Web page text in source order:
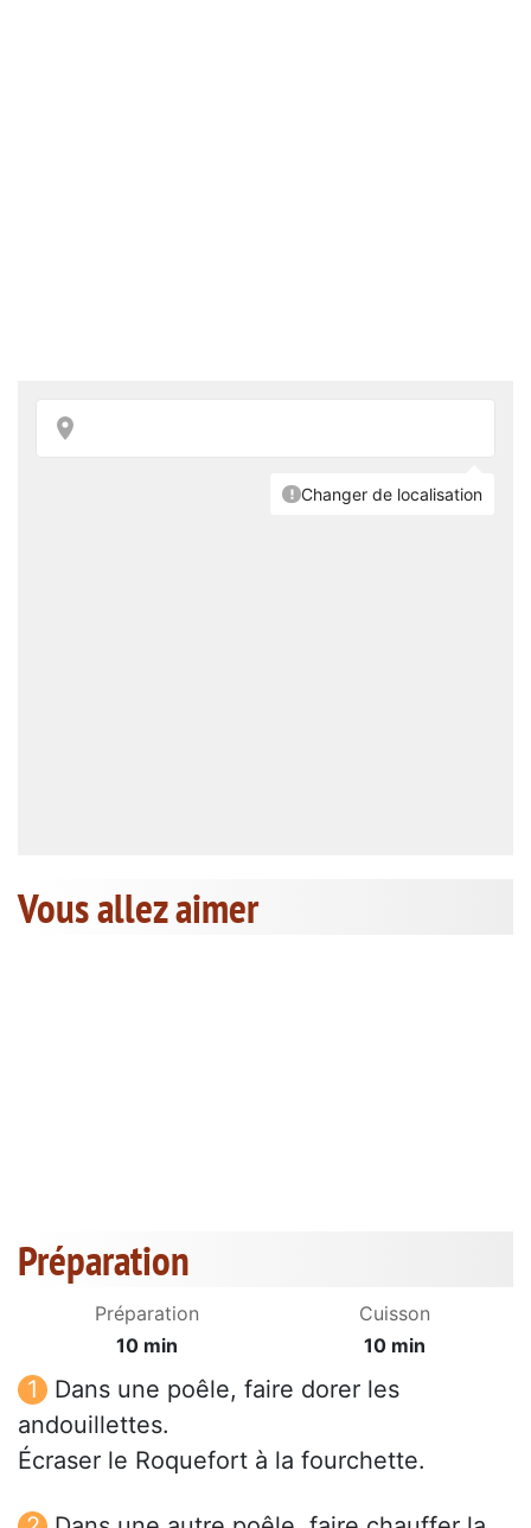
Vous allez aimer
Préparation
Préparation
10 min
Cuisson
10 min
Dans une poêle, faire dorer les
andouillettes.
Écraser le Roquefort à la fourchette.